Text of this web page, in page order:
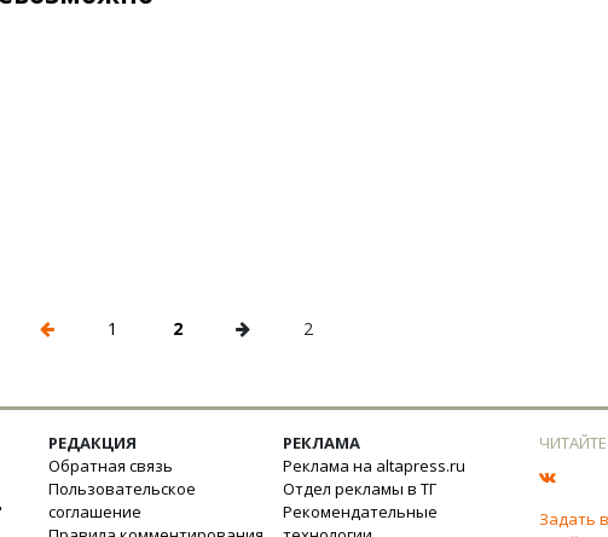
1 2 2
РЕДАКЦИЯ
Обратная связь
Пользовательское
соглашение
РЕКЛАМА
Реклама на altapress.ru
Отдел рекламы в ТГ
Рекомендательные
Задать